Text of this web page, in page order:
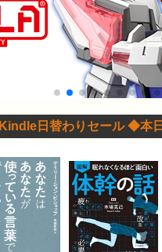
Kindle日替わりセール ◆本